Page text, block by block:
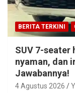
BERITA TERKINI
SUV 7-seater
nyaman, dan
Jawabannya!
4 Agustus 2026